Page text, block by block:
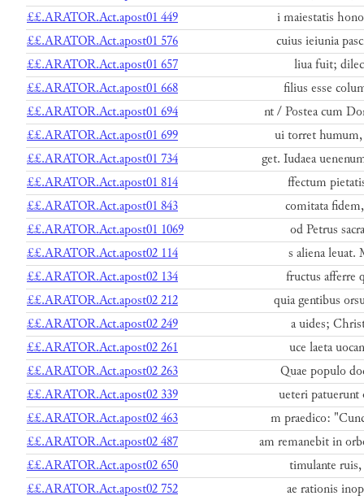
££.ARATOR.Act.apost01 449
i maiestatis
££.ARATOR.Act.apost01 576
cuius ieiunia
££.ARATOR.Act.apost01 657
liua fuit;
££.ARATOR.Act.apost01 668
filius esse
££.ARATOR.Act.apost01 694
nt / Postea cum
££.ARATOR.Act.apost01 699
ui torret
££.ARATOR.Act.apost01 734
get. Iudaea
££.ARATOR.Act.apost01 814
ffectum
££.ARATOR.Act.apost01 843
comitata
££.ARATOR.Act.apost01 1069
od Petrus
££.ARATOR.Act.apost02 114
s aliena leuat.
££.ARATOR.Act.apost02 134
fructus afferre
££.ARATOR.Act.apost02 212
quia gentibus
££.ARATOR.Act.apost02 249
a uides;
££.ARATOR.Act.apost02 261
uce laeta
££.ARATOR.Act.apost02 263
Quae populo
££.ARATOR.Act.apost02 339
ueteri
££.ARATOR.Act.apost02 463
m praedico:
££.ARATOR.Act.apost02 487
am remanebit in
££.ARATOR.Act.apost02 650
timulante
££.ARATOR.Act.apost02 752
ae rationis